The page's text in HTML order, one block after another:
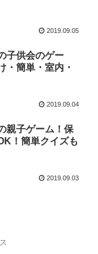
2019.09.05
子供会のゲー
・簡単・室内・
2019.09.04
親子ゲーム！保
！簡単クイズも
2019.09.03